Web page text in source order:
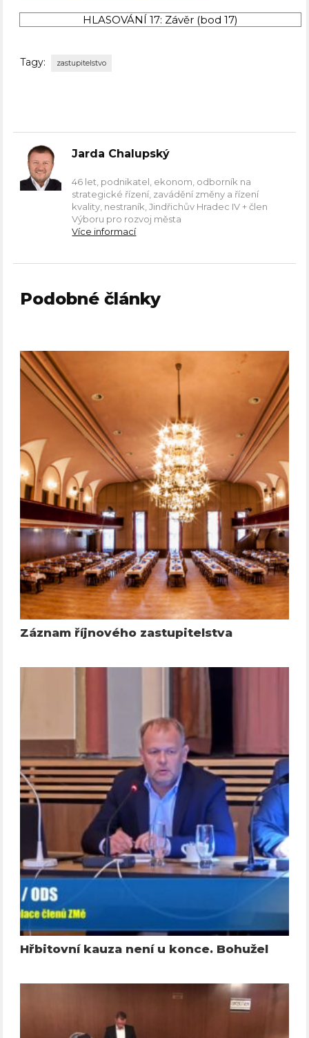
HLASOVÁNÍ 17: Závěr (bod 17)
Tagy: zastupitelstvo
Jarda Chalupský
46 let, podnikatel, ekonom, odborník na
strategické řízení, zavádění změny a řízení
kvality, nestraník, Jindřichův Hradec IV + člen
Výboru pro rozvoj města
Více informací
Podobné články
Záznam říjnového zastupitelstva
Hřbitovní kauza není u konce. Bohužel